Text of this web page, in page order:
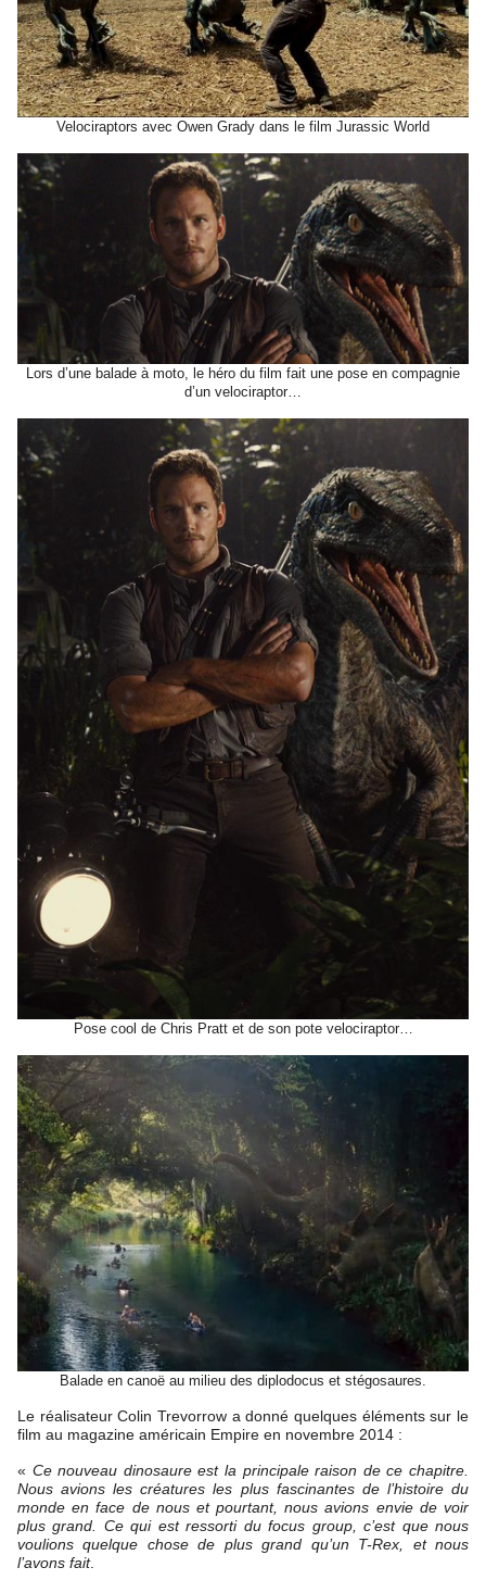
Velociraptors avec Owen Grady dans le film Jurassic World
Lors d’une balade à moto, le héro du film fait une pose en compagnie
d’un velociraptor…
Pose cool de Chris Pratt et de son pote velociraptor…
Balade en canoë au milieu des diplodocus et stégosaures.
Le réalisateur Colin Trevorrow a donné quelques éléments sur le
film au magazine américain Empire en novembre 2014 :
« Ce nouveau dinosaure est la principale raison de ce chapitre.
Nous avions les créatures les plus fascinantes de l’histoire du
monde en face de nous et pourtant, nous avions envie de voir
plus grand. Ce qui est ressorti du focus group, c’est que nous
voulions quelque chose de plus grand qu’un T-Rex, et nous
l’avons fait.